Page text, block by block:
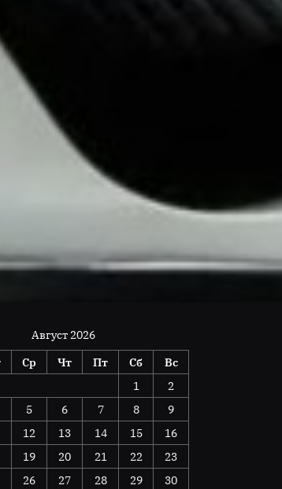
Август 2026
Ср Чт Пт Сб
Вс
1
2
5 6 7 8
9
12 13 14 15
16
19 20 21 22
23
26 27 28 29 30